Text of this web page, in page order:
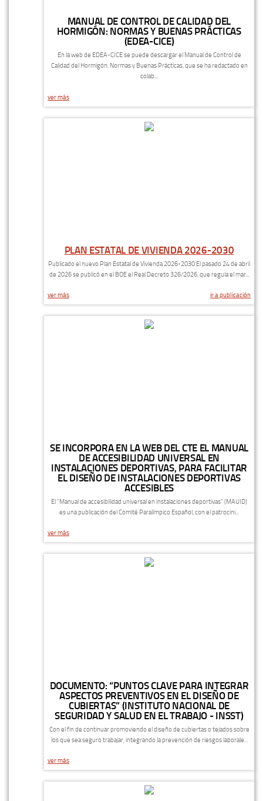
MANUAL DE CONTROL DE CALIDAD DEL
HORMIGÓN: NORMAS Y BUENAS PRÁCTICAS
(EDEA-CICE)
En la web de EDEA-CICE se puede descargar el Manual de Control de
Calidad del Hormigón: Normas y Buenas Prácticas, que se ha redactado en
colab...
ver más
PLAN ESTATAL DE VIVIENDA 2026-2030
Publicado el nuevo Plan Estatal de Vivienda 2026-2030 El pasado 24 de abril
de 2026 se publicó en el BOE el Real Decreto 326/2026, que regula el mar...
ver más ir a publicación
SE INCORPORA EN LA WEB DEL CTE EL MANUAL
DE ACCESIBILIDAD UNIVERSAL EN
INSTALACIONES DEPORTIVAS, PARA FACILITAR
EL DISEÑO DE INSTALACIONES DEPORTIVAS
ACCESIBLES
El “Manual de accesibilidad universal en instalaciones deportivas” (MAUID)
es una publicación del Comité Paralímpico Español, con el patrocini...
ver más
DOCUMENTO: “PUNTOS CLAVE PARA INTEGRAR
ASPECTOS PREVENTIVOS EN EL DISEÑO DE
CUBIERTAS” (INSTITUTO NACIONAL DE
SEGURIDAD Y SALUD EN EL TRABAJO - INSST)
Con el fin de continuar promoviendo el diseño de cubiertas o tejados sobre
los que sea seguro trabajar, integrando la prevención de riesgos laborale...
ver más